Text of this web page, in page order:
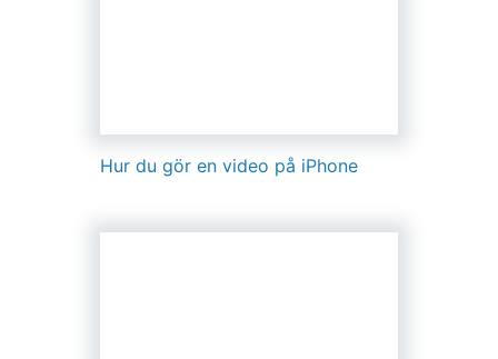
Hur du gör en video på iPhone